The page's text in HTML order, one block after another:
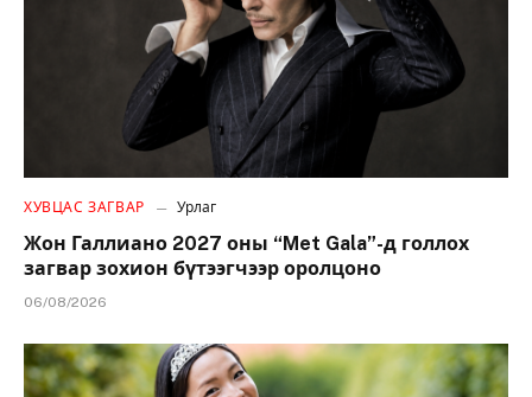
ХУВЦАС ЗАГВАР Урлаг
Жон Галлиано 2027 оны “Met Gala”-д голлох
загвар зохион бүтээгчээр оролцоно
06/08/2026